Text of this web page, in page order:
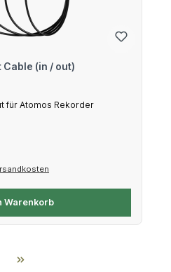
Cable (in / out)
für Atomos Rekorder
Warenkorb